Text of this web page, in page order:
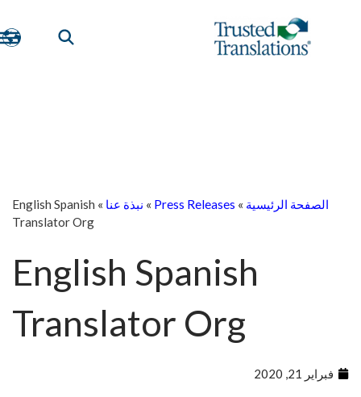
الصفحة الرئيسية »
Press Releases
» نبذة عنا »
English Spanish
Translator Org
English Spanish
Translator Org
فبراير 21, 2020